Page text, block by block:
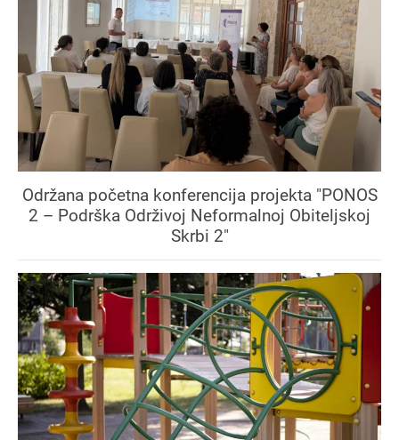
Održana početna konferencija projekta "PONOS
2 – Podrška Održivoj Neformalnoj Obiteljskoj
Skrbi 2"